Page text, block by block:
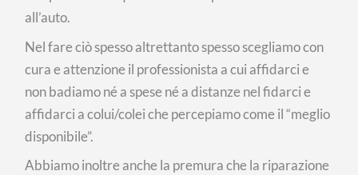
all’auto.
Nel fare ciò spesso altrettanto spesso scegliamo con
cura e attenzione il professionista a cui affidarci e
non badiamo né a spese né a distanze nel fidarci e
affidarci a colui/colei che percepiamo come il “meglio
disponibile”.
Abbiamo inoltre anche la premura che la riparazione